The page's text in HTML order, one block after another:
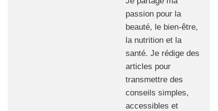
passion pour la
beauté, le bien-être,
la nutrition et la
santé. Je rédige des
articles pour
transmettre des
conseils simples,
accessibles et